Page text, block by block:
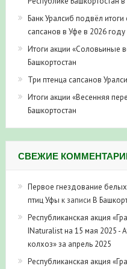
Банк Уралсиб подвёл
сапсанов в Уфе в 2026 году
Итоги акции «Соловьиные
Башкортостан
Три птенца сапсанов
Итоги акции «Весенняя
Башкортостан
СВЕЖИЕ
Первое гнездование белых
птиц Уфы к записи В
Республиканская акция
INaturalist на 15 мая 2025 -
колхоз» за апрель 2025
Республиканская акция